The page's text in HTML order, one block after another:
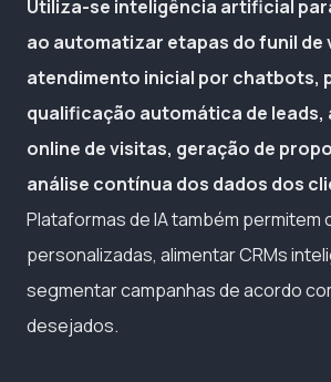
Utiliza-se inteligência artificial
ao automatizar etapas do funil de
atendimento inicial por chatbots,
qualificação automática de leads,
online de visitas, geração de
análise contínua dos dados dos
Plataformas de IA também permitem
personalizadas, alimentar CRMs
segmentar campanhas de acordo
desejados.